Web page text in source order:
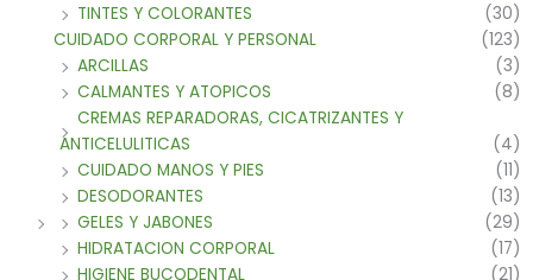
TINTES Y COLORANTES
(30)
CUIDADO CORPORAL Y PERSONAL
(123)
ARCILLAS
(3)
CALMANTES Y ATOPICOS
(8)
CREMAS REPARADORAS, CICATRIZANTES Y
ANTICELULITICAS
(4)
CUIDADO MANOS Y PIES
(11)
DESODORANTES
(13)
GELES Y JABONES
(29)
HIDRATACION CORPORAL
(17)
HIGIENE BUCODENTAL
(21)